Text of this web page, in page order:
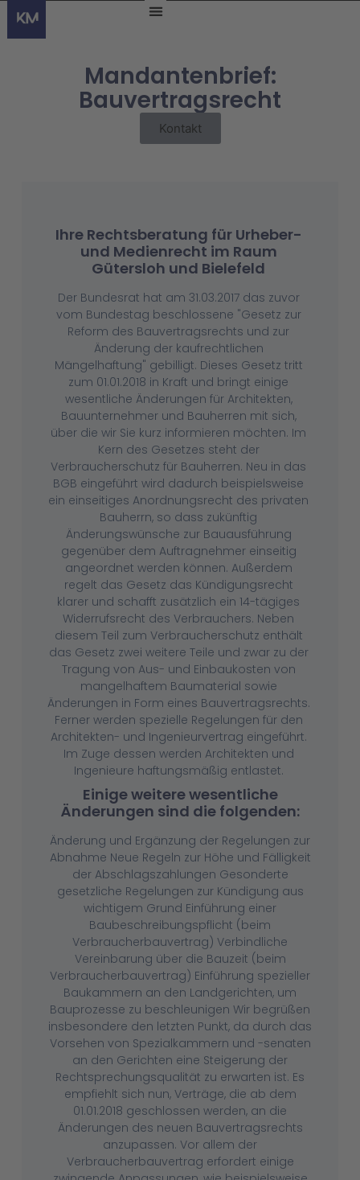
Ihre Rechtsberatung für Urheber-
und Medienrecht im Raum
Gütersloh und Bielefeld
Der Bundesrat hat am 31.03.2017 das zuvor
vom Bundestag beschlossene "Gesetz zur
Reform des Bauvertragsrechts und zur
Änderung der kaufrechtlichen
Mängelhaftung" gebilligt. Dieses Gesetz tritt
zum 01.01.2018 in Kraft und bringt einige
wesentliche Änderungen für Architekten,
Bauunternehmer und Bauherren mit sich,
über die wir Sie kurz informieren möchten. Im
Kern des Gesetzes steht der
Verbraucherschutz für Bauherren. Neu in das
BGB eingeführt wird dadurch beispielsweise
ein einseitiges Anordnungsrecht des privaten
Bauherrn, so dass zukünftig
Änderungswünsche zur Bauausführung
gegenüber dem Auftragnehmer einseitig
angeordnet werden können. Außerdem
regelt das Gesetz das Kündigungsrecht
klarer und schafft zusätzlich ein 14-tägiges
Widerrufsrecht des Verbrauchers. Neben
diesem Teil zum Verbraucherschutz enthält
das Gesetz zwei weitere Teile und zwar zu der
Tragung von Aus- und Einbaukosten von
mangelhaftem Baumaterial sowie
Änderungen in Form eines Bauvertragsrechts.
Ferner werden spezielle Regelungen für den
Architekten- und Ingenieurvertrag eingeführt.
Im Zuge dessen werden Architekten und
Ingenieure haftungsmäßig entlastet.
Einige weitere wesentliche
Änderungen sind die folgenden:
Änderung und Ergänzung der Regelungen zur
Abnahme Neue Regeln zur Höhe und Fälligkeit
der Abschlagszahlungen Gesonderte
gesetzliche Regelungen zur Kündigung aus
wichtigem Grund Einführung einer
Baubeschreibungspflicht (beim
Verbraucherbauvertrag) Verbindliche
Vereinbarung über die Bauzeit (beim
Verbraucherbauvertrag) Einführung spezieller
Baukammern an den Landgerichten, um
Bauprozesse zu beschleunigen Wir begrüßen
insbesondere den letzten Punkt, da durch das
Vorsehen von Spezialkammern und -senaten
an den Gerichten eine Steigerung der
Rechtsprechungsqualität zu erwarten ist. Es
empfiehlt sich nun, Verträge, die ab dem
01.01.2018 geschlossen werden, an die
Änderungen des neuen Bauvertragsrechts
anzupassen. Vor allem der
Verbraucherbauvertrag erfordert einige
Mandantenbrief:
Bauvertragsrecht
Kontakt